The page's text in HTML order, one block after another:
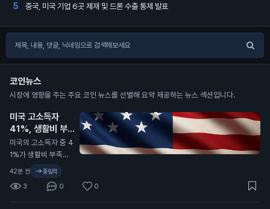
5 중국, 미국 기업 6곳 제재 및 드론 수출 통제 발표
코인뉴스
시장에 영향을 주는 주요 코인 뉴스를 선별해 요약 제공하는 뉴스 섹션입니다.
미국 고소득자
41%, 생활비 부족
호소
N
미국의 고소득자 중 4
1%가 생활비 부족을
느끼고 있다고 골드만
삭스가 발표했습니다.
이들은 연간 30만 달
러에서 50만 달러를
42분 전 중립적
3 0 0